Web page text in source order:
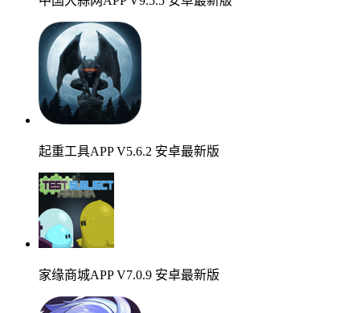
起重工具APP V5.6.2 安卓最新版
家缘商城APP V7.0.9 安卓最新版